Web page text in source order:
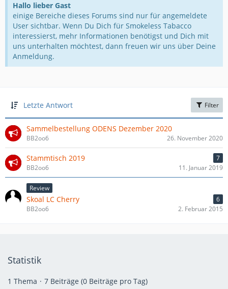
Hallo lieber Gast
einige Bereiche dieses Forums sind nur für angemeldete
User sichtbar. Wenn Du Dich für Smokeless Tabacco
interessierst, mehr Informationen benötigst und Dich mit
uns unterhalten möchtest, dann freuen wir uns über Deine
Anmeldung.
Letzte Antwort Filter
Sammelbestellung ODENS Dezember 2020
BB2oo6 26. November 2020
Stammtisch 2019
7
BB2oo6
11. Januar 2019
Review
Skoal LC Cherry
6
BB2oo6
2. Februar 2015
Statistik
1 Thema 7 Beiträge (0 Beiträge pro Tag)